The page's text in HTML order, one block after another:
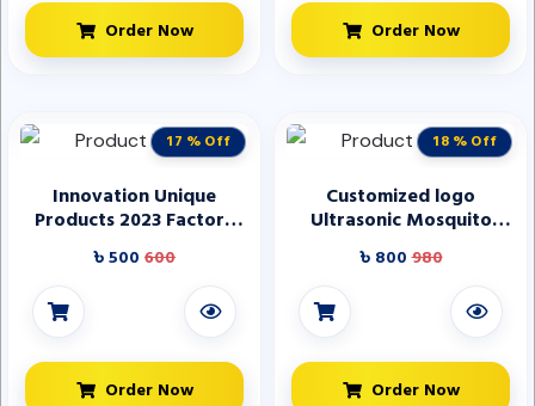
Order Now Order Now
17 % Off
Innovation Unique
Products 2023 Factory
Personalized DIY Wood
Base Gadgets Electronic
Novelty Gifts
৳ 500 600
Order Now
18 % Off
Customized logo
Ultrasonic Mosquito
Rejector Pest Repeller
Plug-in Indoor Insect Pest
Control Device Ultrasonic
Mosquito Repel
৳ 800980
Order Now